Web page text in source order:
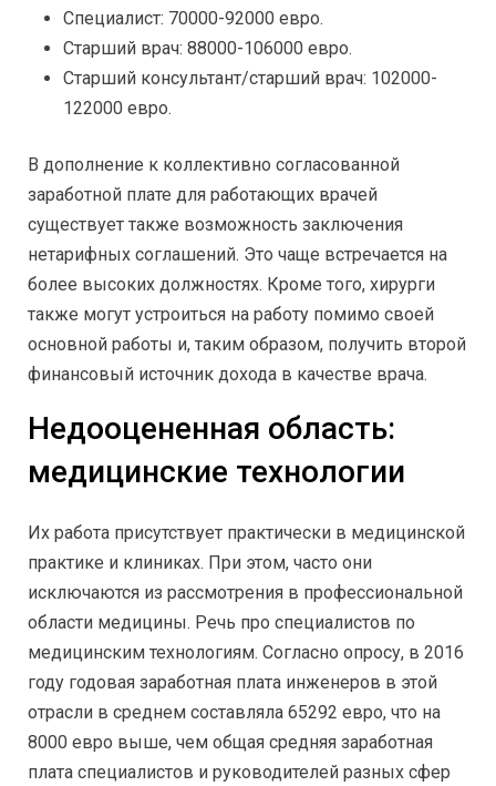
Специалист: 70000-92000 евро.
Старший врач: 88000-106000 евро.
Старший консультант/старший врач: 102000-
122000 евро.
В дополнение к коллективно согласованной
заработной плате для работающих врачей
существует также возможность заключения
нетарифных соглашений. Это чаще встречается на
более высоких должностях. Кроме того, хирурги
также могут устроиться на работу помимо своей
основной работы и, таким образом, получить второй
финансовый источник дохода в качестве врача.
Недооцененная область:
медицинские технологии
Их работа присутствует практически в медицинской
практике и клиниках. При этом, часто они
исключаются из рассмотрения в профессиональной
области медицины. Речь про специалистов по
медицинским технологиям. Согласно опросу, в 2016
году годовая заработная плата инженеров в этой
отрасли в среднем составляла 65292 евро, что на
8000 евро выше, чем общая средняя заработная
плата специалистов и руководителей разных сфер